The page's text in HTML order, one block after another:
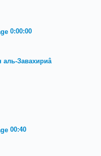
0:00:00
Завахири‬â
00:40